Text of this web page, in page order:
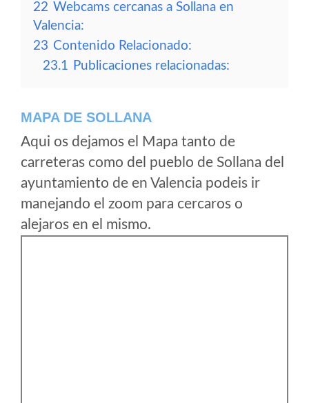
22 Webcams cercanas a Sollana en
Valencia:
23 Contenido Relacionado:
23.1 Publicaciones relacionadas:
MAPA DE SOLLANA
Aqui os dejamos el Mapa tanto de
carreteras como del pueblo de Sollana del
ayuntamiento de en Valencia podeis ir
manejando el zoom para cercaros o
alejaros en el mismo.